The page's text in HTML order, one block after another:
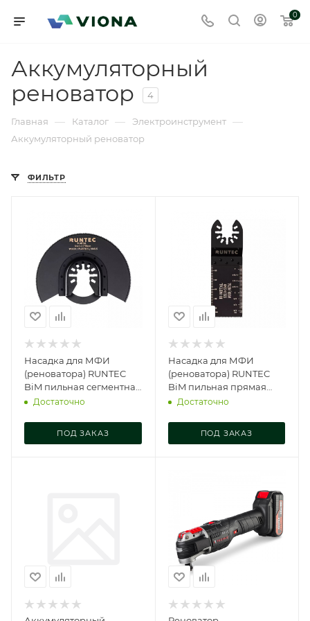
0
Аккумуляторный
реноватор
4
Главная — Каталог — Электроинструмент —
Аккумуляторный реноватор
ФИЛЬТР
Насадка для МФИ
(реноватора) RUNTEC
BiM пильная сегментная
88 мм по дереву,
OCB88
Достаточно
ПОД ЗАКАЗ
Насадка для МФИ
(реноватора) RUNTEC
BiM пильная прямая
34x55 мм по дереву,
OCB34x55
Достаточно
ПОД ЗАКАЗ